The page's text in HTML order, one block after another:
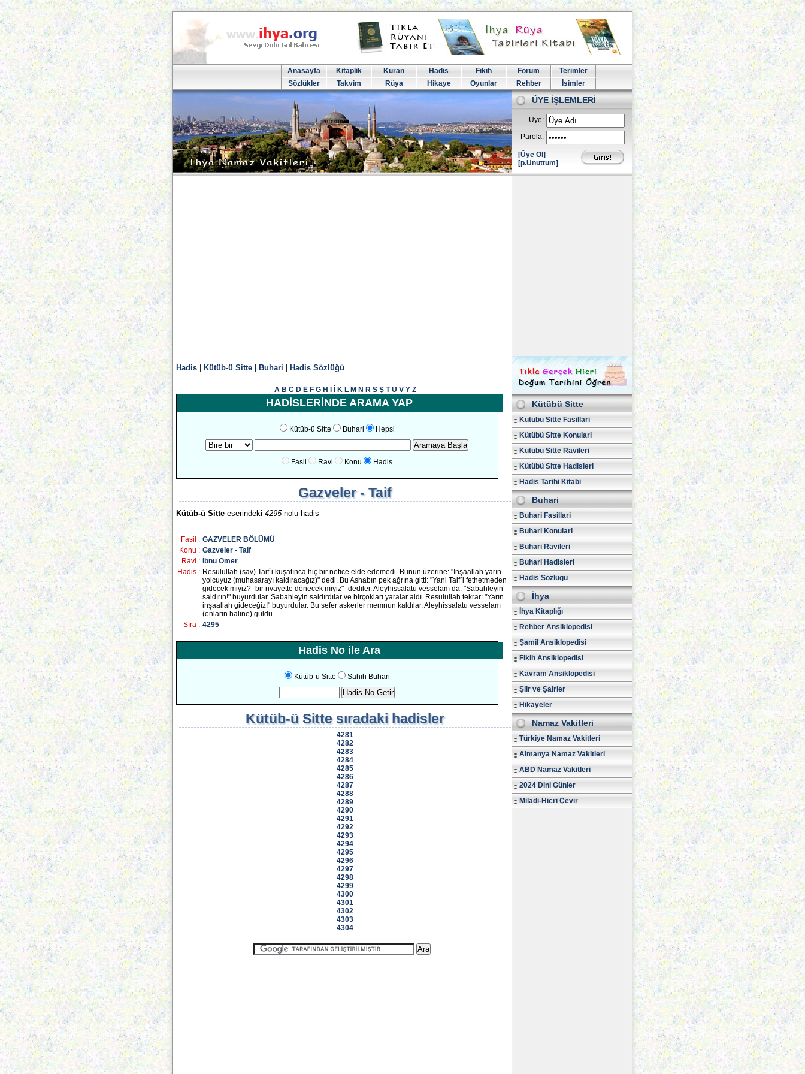
Anasayfa Kitaplik Kuran Hadis Fıkıh Forum
Terimler
Sözlükler
Takvim Rüya Hikaye Oyunlar Rehber İsimler
ÜYE İŞLEMLERİ
Üye:
Parola:
[Üye Ol]
[p.Unuttum]
Hadis Kütüb-ü Sitte Buhari Hadis Sözlüğü
A B C D E F G H K L M N R S Ş T U V Y Z
HADİSLERİNDE ARAMA YAP
Kütüb-ü Sitte Buhari Hepsi
Fasil Ravi Konu Hadis
Gazveler - Taif
Kütüb-ü Sitte eserindeki 4295nolu hadis
Fasil : GAZVELER BÖLÜMÜ
Konu : Gazveler - Taif
Ravi :
İbnu Ömer
Hadis : Resulullah (sav) Taif`i kuşatınca hiç bir netice elde edemedi. Bunun üzerine: "İnşaallah yarın
yolcuyuz (muhasarayı kaldıracağız)" dedi. Bu Ashabın pek ağrına gitti: "Yani Taif`i fethetmeden
gidecek miyiz? -bir rivayette dönecek miyiz" -dediler. Aleyhissalatu vesselam da: "Sabahleyin
saldırın!" buyurdular. Sabahleyin saldırdılar ve birçokları yaralar aldı. Resulullah tekrar: "Yarın
inşaallah gideceğiz!" buyurdular. Bu sefer askerler memnun kaldılar. Aleyhissalatu vesselam
(onların haline) güldü.
Sıra : 4295
Hadis No ile Ara
Kütüb-ü Sitte Sahih Buhari
Kütüb-ü Sittesıradaki hadisler
4281
4282
4283
4284
4285
4286
4287
4288
4289
4290
4291
4292
4293
4294
4295
4296
4297
4298
4299
4300
4301
4302
4303
4304
Kütübü Sitte
Kütübü Sitte Fasillari
Kütübü Sitte Konulari
Kütübü Sitte Ravileri
Kütübü Sitte Hadisleri
Hadis Tarihi Kitabi
Buhari
Buhari Fasillari
Buhari Konulari
Buhari Ravileri
Buhari Hadisleri
Hadis Sözlügü
İhya
İhya Kitaplığı
Rehber Ansiklopedisi
Şamil Ansiklopedisi
Fikih Ansiklopedisi
Kavram Ansiklopedisi
Şiir ve Şairler
Hikayeler
Namaz Vakitleri
Türkiye Namaz Vakitleri
Almanya Namaz Vakitleri
ABD Namaz Vakitleri
2024 Dini Günler
Miladi-Hicri Çevir